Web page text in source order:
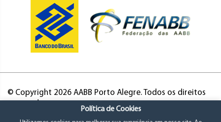
© Copyright 2026 AABB Porto Alegre. Todos os direitos
Política de Cookies